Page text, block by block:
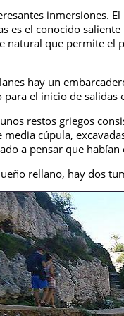
inmersiones.
es el conocido
natural que permite el
hay un
el inicio de
restos griegos
cúpula,
a pensar que
rellano, hay dos